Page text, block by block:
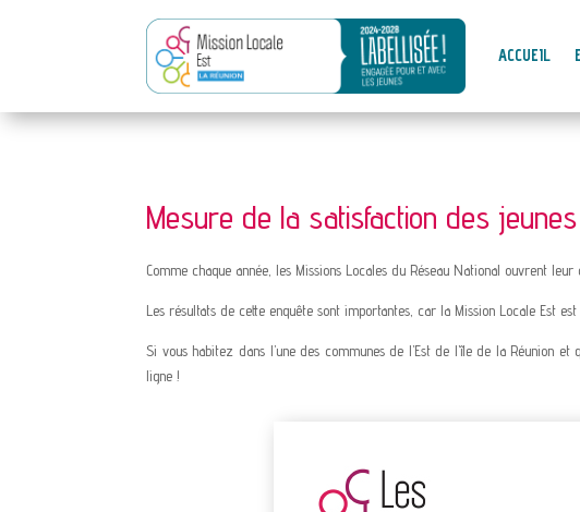
ACCUEIL
Mesure de la satisfaction des jeunes
Comme chaque année, les Missions Locales du Réseau National ouvrent
Les résultats de cette enquête sont importantes, car la Mission Locale Est
Si vous habitez dans l’une des communes de l’Est de l’île de la Réunion
ligne !